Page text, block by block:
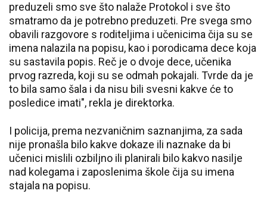
preduzeli smo sve što nalaže Protokol i sve što
smatramo da je potrebno preduzeti. Pre svega smo
obavili razgovore s roditeljima i učenicima čija su se
imena nalazila na popisu, kao i porodicama dece koja
su sastavila popis. Reč je o dvoje dece, učenika
prvog razreda, koji su se odmah pokajali. Tvrde da je
to bila samo šala i da nisu bili svesni kakve će to
posledice imati", rekla je direktorka.
I policija, prema nezvaničnim saznanjima, za sada
nije pronašla bilo kakve dokaze ili naznake da bi
učenici mislili ozbiljno ili planirali bilo kakvo nasilje
nad kolegama i zaposlenima škole čija su imena
stajala na popisu.